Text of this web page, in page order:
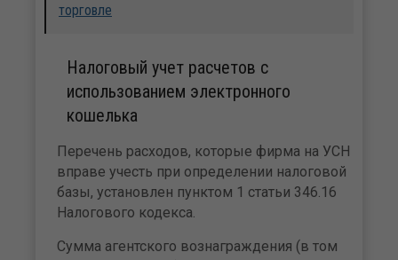
торговле
Налоговый учет расчетов с
использованием электронного
кошелька
Перечень расходов, которые фирма на УСН
вправе учесть при определении налоговой
базы, установлен пунктом 1 статьи 346.16
Налогового кодекса.
Сумма агентского вознаграждения (в том